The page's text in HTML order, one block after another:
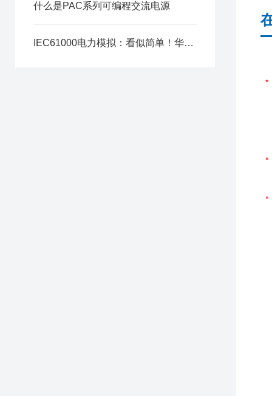
什么是PAC系列可编程交流电源
IEC61000电力模拟：看似简单！华仪EAL-5000电网模拟交流电源可以胜任